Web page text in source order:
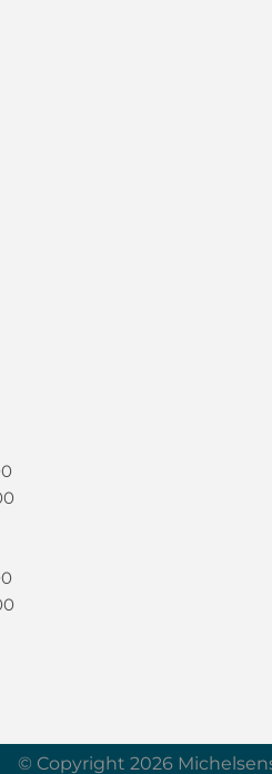
© Copyright 2026
Waykes värderingsmodul